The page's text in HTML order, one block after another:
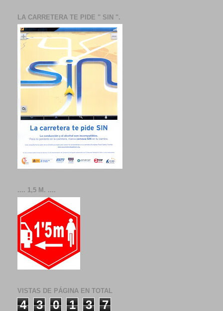
LA CARRETERA TE PIDE " SIN ".
.... 1,5 M. ....
VISTAS DE PÁGINA EN TOTAL
4 3 0 1 3 7